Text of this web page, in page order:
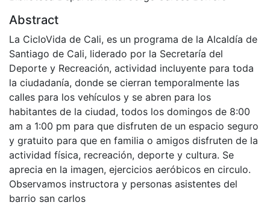
Abstract
La CicloVida de Cali, es un programa de la Alcaldía de
Santiago de Cali, liderado por la Secretaría del
Deporte y Recreación, actividad incluyente para toda
la ciudadanía, donde se cierran temporalmente las
calles para los vehículos y se abren para los
habitantes de la ciudad, todos los domingos de 8:00
am a 1:00 pm para que disfruten de un espacio seguro
y gratuito para que en familia o amigos disfruten de la
actividad física, recreación, deporte y cultura. Se
aprecia en la imagen, ejercicios aeróbicos en circulo.
Observamos instructora y personas asistentes del
barrio san carlos